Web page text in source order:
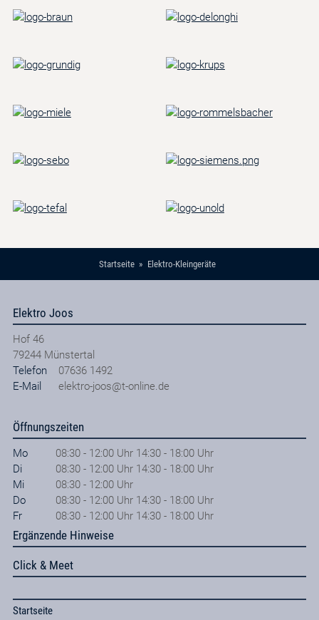
Startseite Elektro-Kleingeräte
Elektro Joos
Hof 46
79244 Münstertal
Telefon
07636 1492
E-Mail
elektro-joos@t-online.de
Öffnungszeiten
Mo
08:30 - 12:00 Uhr 14:30 - 18:00 Uhr
Di
08:30 - 12:00 Uhr 14:30 - 18:00 Uhr
Mi
08:30 - 12:00 Uhr
Do
08:30 - 12:00 Uhr 14:30 - 18:00 Uhr
Fr
08:30 - 12:00 Uhr 14:30 - 18:00 Uhr
Ergänzende Hinweise
Click & Meet
Startseite